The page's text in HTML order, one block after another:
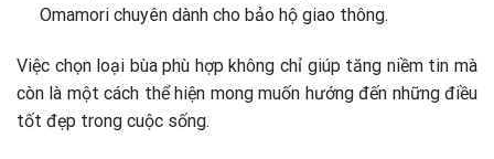
Omamori chuyên dành cho bảo hộ giao thông.
Việc chọn loại bùa phù hợp không chỉ giúp tăng niềm tin mà
còn là một cách thể hiện mong muốn hướng đến những điều
tốt đẹp trong cuộc sống.